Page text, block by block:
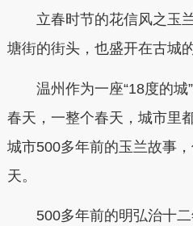
立春时节的花信风之玉
塘街的街头，也盛开在古城
温州作为一座“18度的
春天，一整个春天，城市里
城市500多年前的玉兰故事
天。
500多年前的明弘治十